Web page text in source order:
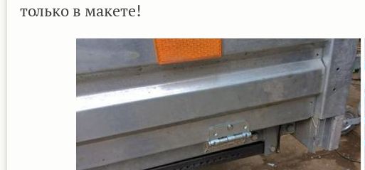
только в макете!